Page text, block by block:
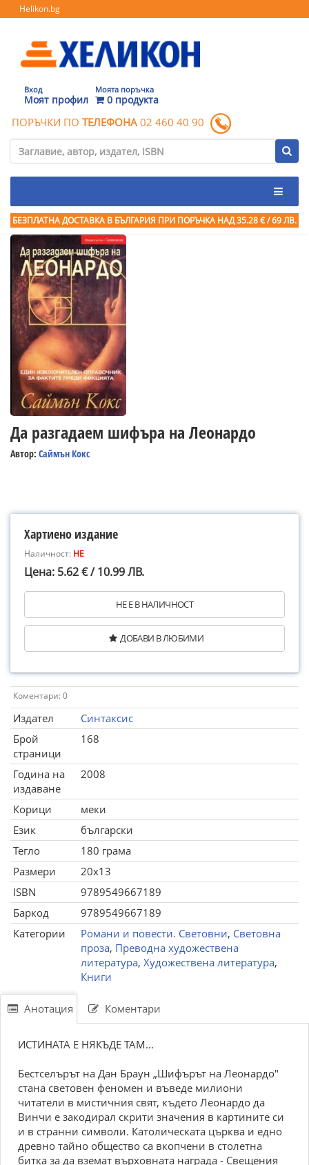
Helikon.bg
Вход
Моят профил
Моята поръчка
0 продукта
ПОРЪЧКИ ПО ТЕЛЕФОНА 02 460 40 90
БЕЗПЛАТНА ДОСТАВКА В БЪЛГАРИЯ ПРИ ПОРЪЧКА НАД 35.28 € / 69 ЛВ.
Да разгадаем шифъра на Леонардо
Автор: Саймън Кокс
Хартиено издание
Наличност: НЕ
Цена: 5.62 € / 10.99 ЛВ.
НЕ Е В НАЛИЧНОСТ
ДОБАВИ В ЛЮБИМИ
Коментари: 0
Издател
Синтаксис
Брой
страници
168
Година на
издаване
2008
Корици
меки
Език
български
Тегло
180 грама
Размери
20x13
ISBN
9789549667189
Баркод
9789549667189
Категории
Романи и повести. Световни, Световна
проза, Преводна художествена
литература, Художествена литература,
Книги
Анотация Коментари
ИСТИНАТА Е НЯКЪДЕ ТАМ...
Бестселърът на Дан Браун „Шифърът на Леонардо"
стана световен феномен и въведе милиони
читатели в мистичния свят, където Леонардо да
Винчи е закодирал скрити значения в картините си
и в странни символи. Католическата църква и едно
древно тайно общество са вкопчени в столетна
битка за да вземат върховната награда - Свещения